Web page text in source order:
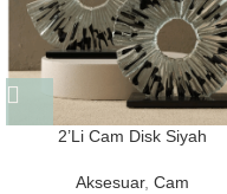
2’Li Cam Disk Siyah
Aksesuar, Cam